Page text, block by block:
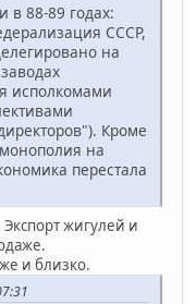
88-89 годах:
СССР,
на
исполкомами
Кроме
на
перестала
жигулей и
и близко.